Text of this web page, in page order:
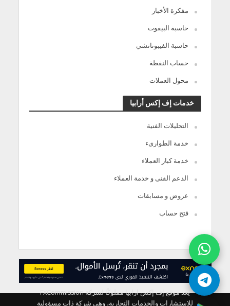
مفكرة الأخبار
حاسبة البيفوت
حاسبة الفيبوناتشي
حساب النقطة
محول العملات
خدمات إف إكس أرابيا
التحليلات الفنية
خدمة الطوارىء
خدمة كبار العملاء
الدعم الفنى و خدمة العملاء
عروض و مسابقات
فتح حساب
يعد موقع إف إكس ارابيا مملوكًا لشركة FXCommission
للاستشارات والخدمات التجارية، وهي شركة ذات مسؤولية